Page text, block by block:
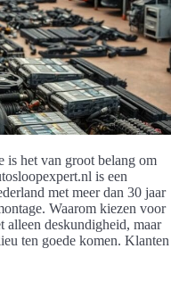
is het van groot belang om
is een
met meer dan 30 jaar
Waarom kiezen voor
deskundigheid, maar
ten goede komen. Klanten